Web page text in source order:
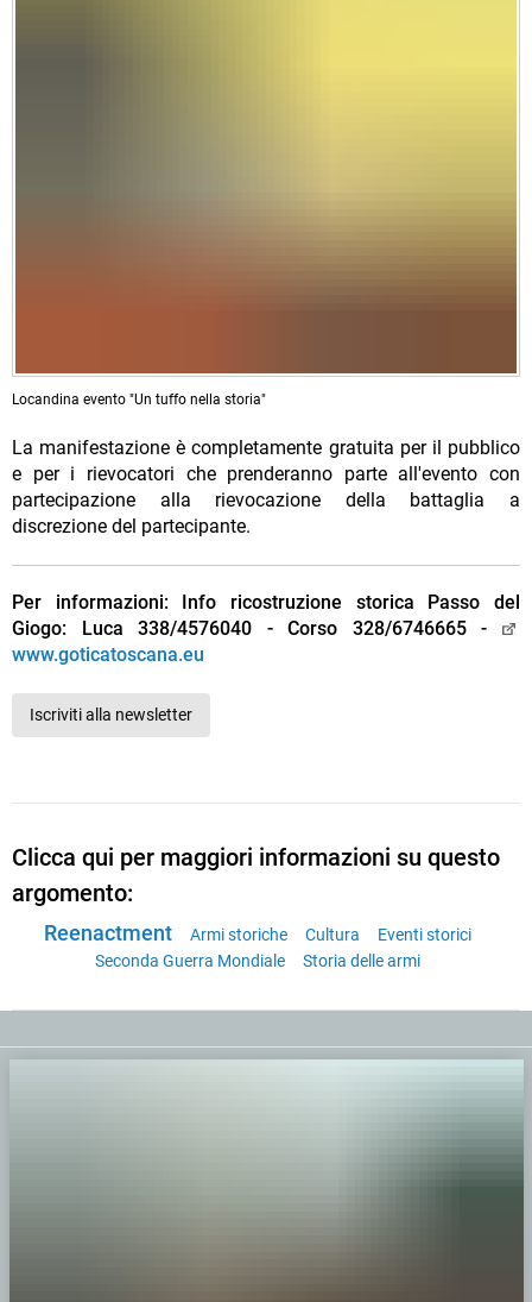
Locandina evento "Un tuffo nella storia"
La manifestazione è completamente gratuita per il pubblico
e per i rievocatori che prenderanno parte all'evento con
partecipazione alla rievocazione della battaglia a
discrezione del partecipante.
Per informazioni: Info ricostruzione storica Passo del
Giogo: Luca 338/4576040 - Corso 328/6746665 -
www.goticatoscana.eu
Iscriviti alla newsletter
Clicca qui per maggiori informazioni su questo
argomento:
Reenactment Armi storiche Cultura
Eventi storici
Seconda Guerra Mondiale
Storia delle armi